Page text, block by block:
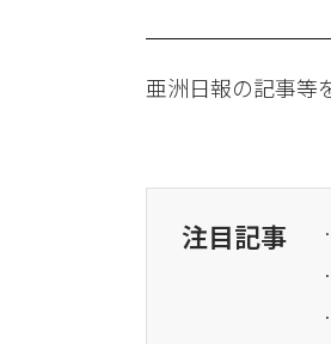
亜洲日報の記事等
注目記事